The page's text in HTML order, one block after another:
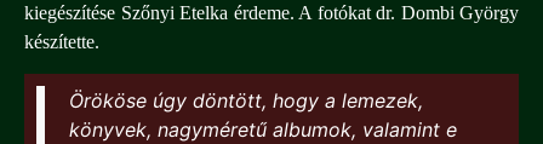
kiegészítése Szőnyi Etelka érdeme. A fotókat dr. Dombi György
készítette.
Örököse úgy döntött, hogy a lemezek,
könyvek, nagyméretű albumok, valamint e